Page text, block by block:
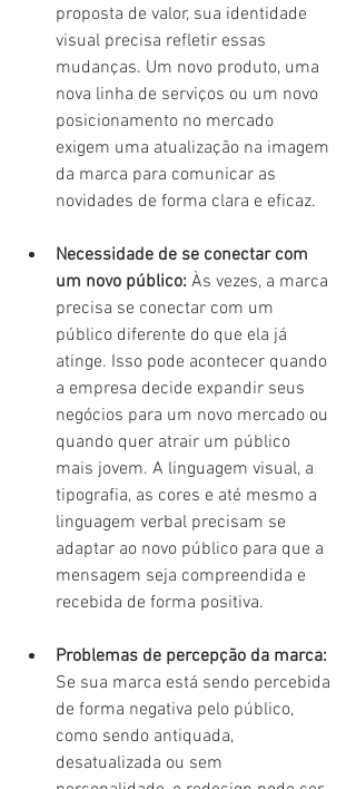
proposta de valor, sua identidade
visual precisa refletir essas
mudanças. Um novo produto, uma
nova linha de serviços ou um novo
posicionamento no mercado
exigem uma atualização na imagem
da marca para comunicar as
novidades de forma clara e eficaz.
Necessidade de se conectar com
um novo público: Às vezes, a marca
precisa se conectar com um
público diferente do que ela já
atinge. Isso pode acontecer quando
a empresa decide expandir seus
negócios para um novo mercado ou
quando quer atrair um público
mais jovem. A linguagem visual, a
tipografia, as cores e até mesmo a
linguagem verbal precisam se
adaptar ao novo público para que a
mensagem seja compreendida e
recebida de forma positiva.
Problemas de percepção da marca:
Se sua marca está sendo percebida
de forma negativa pelo público,
como sendo antiquada,
desatualizada ou sem